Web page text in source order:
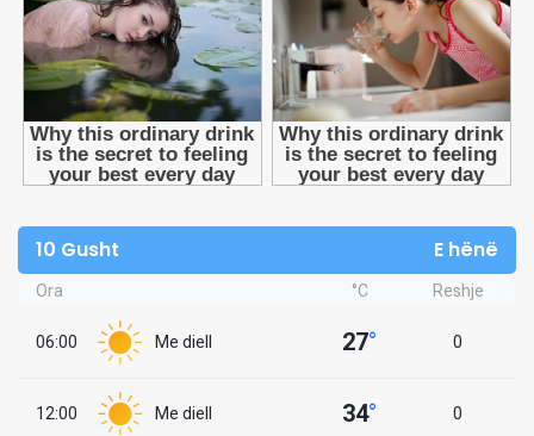
10 Gusht E hënë
Ora °C Reshje
06:00 Me diell 27° 0
12:00 Me diell 34° 0